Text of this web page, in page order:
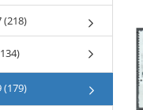
(218)
(179)